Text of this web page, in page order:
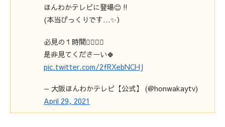
ほんわかテレビに登場😊‼️
(本当びっくりです…✨）
必見の１時間🙆‍♀️🙆‍♂️
是非見てくださーい🍀
pic.twitter.com/2fRXebNCHJ
— 大阪ほんわかテレビ【公式】 (@honwakaytv)
April 29, 2021